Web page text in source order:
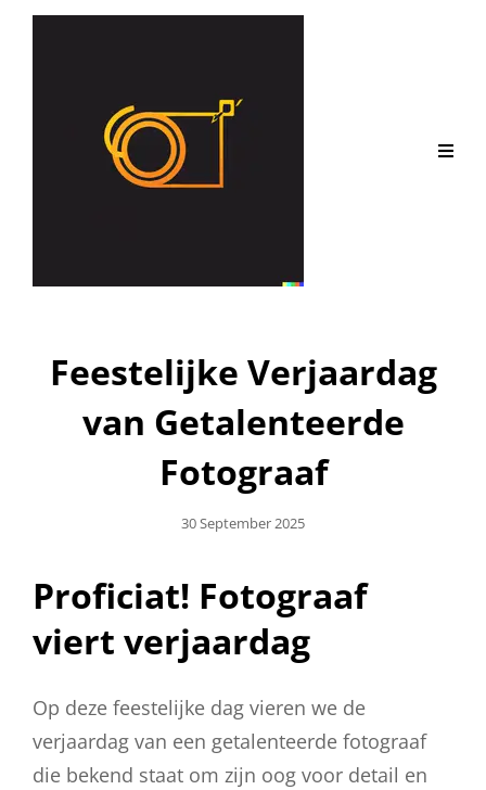
Feestelijke Verjaardag
van Getalenteerde
Fotograaf
Geplaatst
30 September 2025
Proficiat! Fotograaf
viert verjaardag
Op deze feestelijke dag vieren we de
verjaardag van een getalenteerde fotograaf
die bekend staat om zijn oog voor detail en